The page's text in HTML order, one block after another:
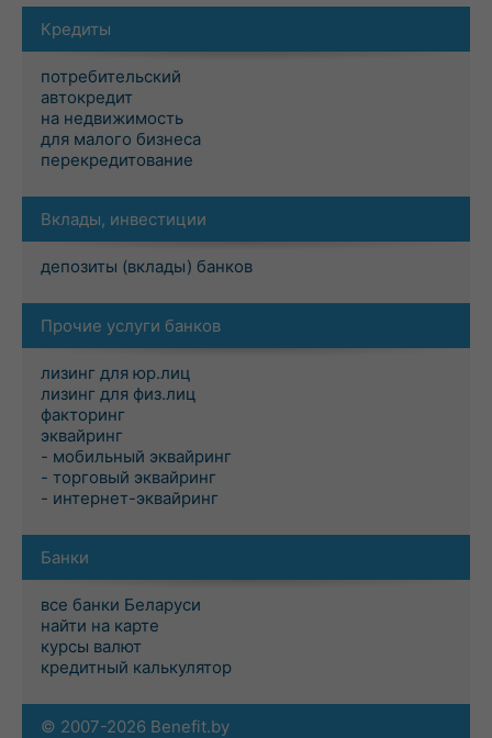
Кредиты
потребительский
автокредит
на недвижимость
для малого бизнеса
перекредитование
Вклады, инвестиции
депозиты (вклады) банков
Прочие услуги банков
лизинг для юр.лиц
лизинг для физ.лиц
факторинг
эквайринг
- мобильный эквайринг
- торговый эквайринг
- интернет-эквайринг
Банки
все банки Беларуси
найти на карте
курсы валют
кредитный калькулятор
© 2007-2026 Benefit.by